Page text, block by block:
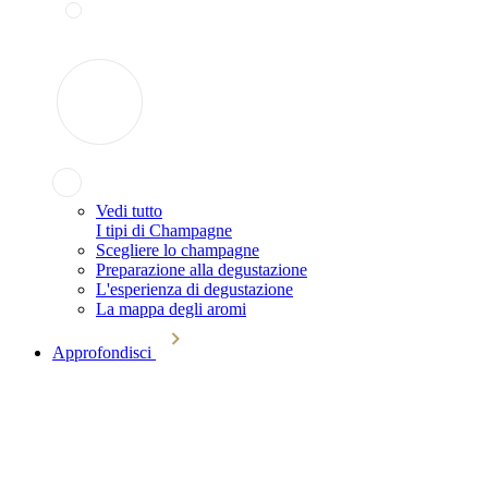
Vedi tutto
I tipi di Champagne
Scegliere lo champagne
Preparazione alla degustazione
L'esperienza di degustazione
La mappa degli aromi
Approfondisci